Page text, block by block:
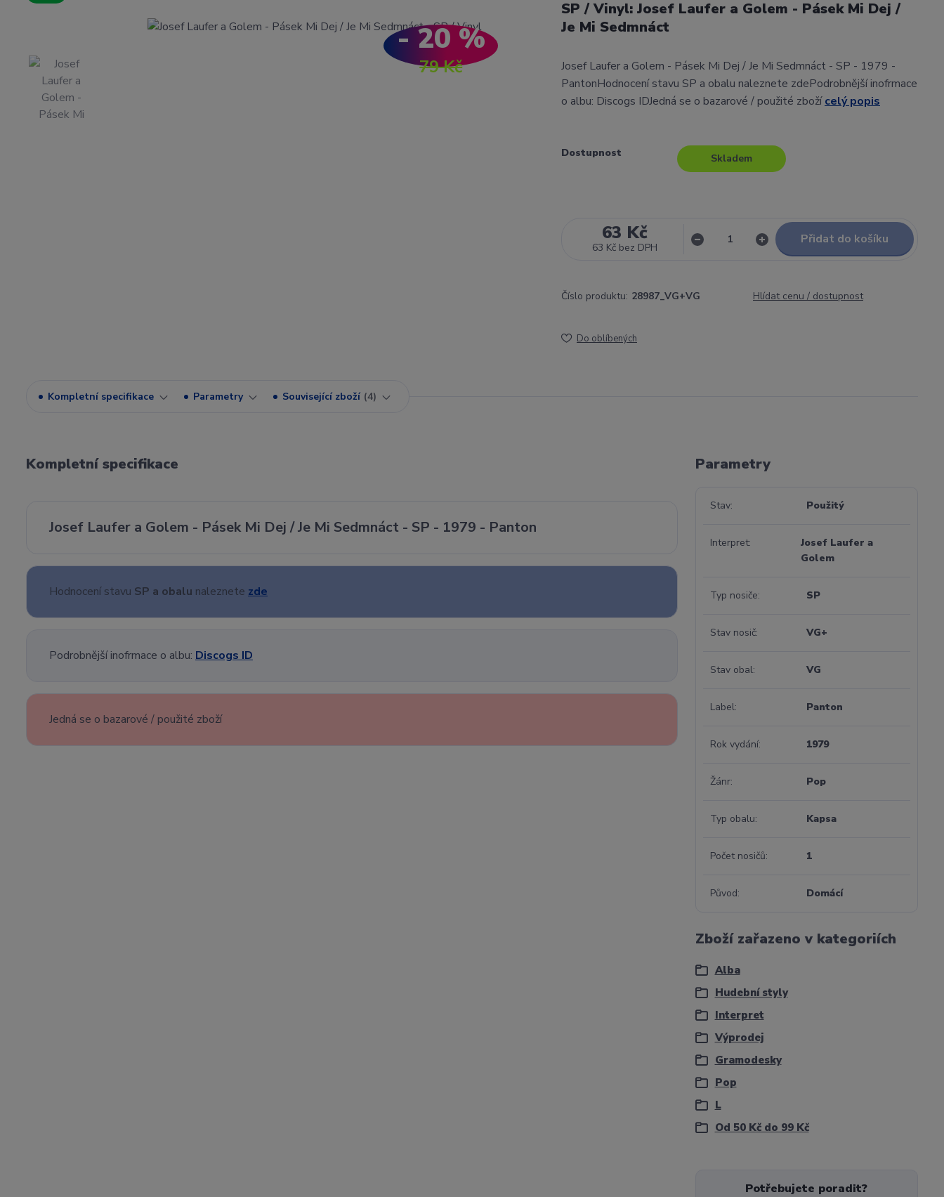
79 Kč
- 20 %
SP / Vinyl: Josef Laufer a Golem - Pásek Mi Dej /
Je Mi Sedmnáct
Josef Laufer a Golem - Pásek Mi Dej / Je Mi Sedmnáct - SP - 1979 -
PantonHodnocení stavu SP a obalu naleznete zdePodrobnější inofrmace
o albu: Discogs IDJedná se o bazarové / použité zbožícelý popis
Dostupnost Skladem
63 Kč
63 Kč bez DPH
Přidat do košíku
Číslo produktu: 28987_VG+VG Hlídat cenu / dostupnost
Do oblíbených
Kompletní specifikace Parametry Související zboží 4
Kompletní specifikace
Josef Laufer a Golem - Pásek Mi Dej / Je Mi Sedmnáct - SP - 1979 - Panton
Hodnocení stavu SP a obalu naleznete zde
Podrobnější inofrmace o albu: Discogs ID
Jedná se o bazarové / použité zboží
Parametry
Stav Použitý
Interpret
Josef Laufer a
Golem
Typ nosiče SP
Stav nosič VG+
Stav obal VG
Label Panton
Rok vydání 1979
Žánr Pop
Typ obalu Kapsa
Počet nosičů 1
Původ Domácí
Zboží zařazeno v kategoriích
Alba
Hudební styly
Interpret
Výprodej
Gramodesky
Pop
L
Od 50 Kč do 99 Kč
Potřebujete poradit?